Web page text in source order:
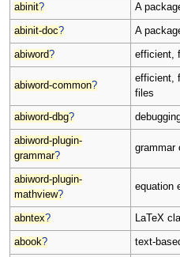
abinit? A
abinit-doc? A
abiword? efficient,
abiword-common?
efficient,
files
abiword-dbg?
abiword-plugin-
grammar?
grammar
abiword-plugin-
mathview?
equation
abntex? LaTeX
abook? text-